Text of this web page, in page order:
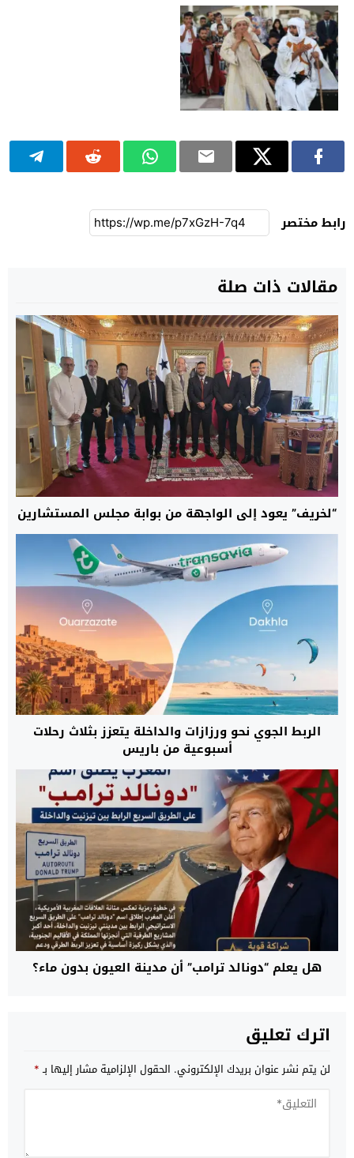
رابط مختصر
مقالات ذات صلة
“لخريف” يعود إلى الواجهة من بوابة مجلس المستشارين
الربط الجوي نحو ورزازات والداخلة يتعزز بثلاث رحلات
أسبوعية من باريس
هل يعلم “دونالد ترامب” أن مدينة العيون بدون ماء؟
اترك تعليق
لن يتم نشر عنوان بريدك الإلكتروني. الحقول الإلزامية مشار إليها بـ*